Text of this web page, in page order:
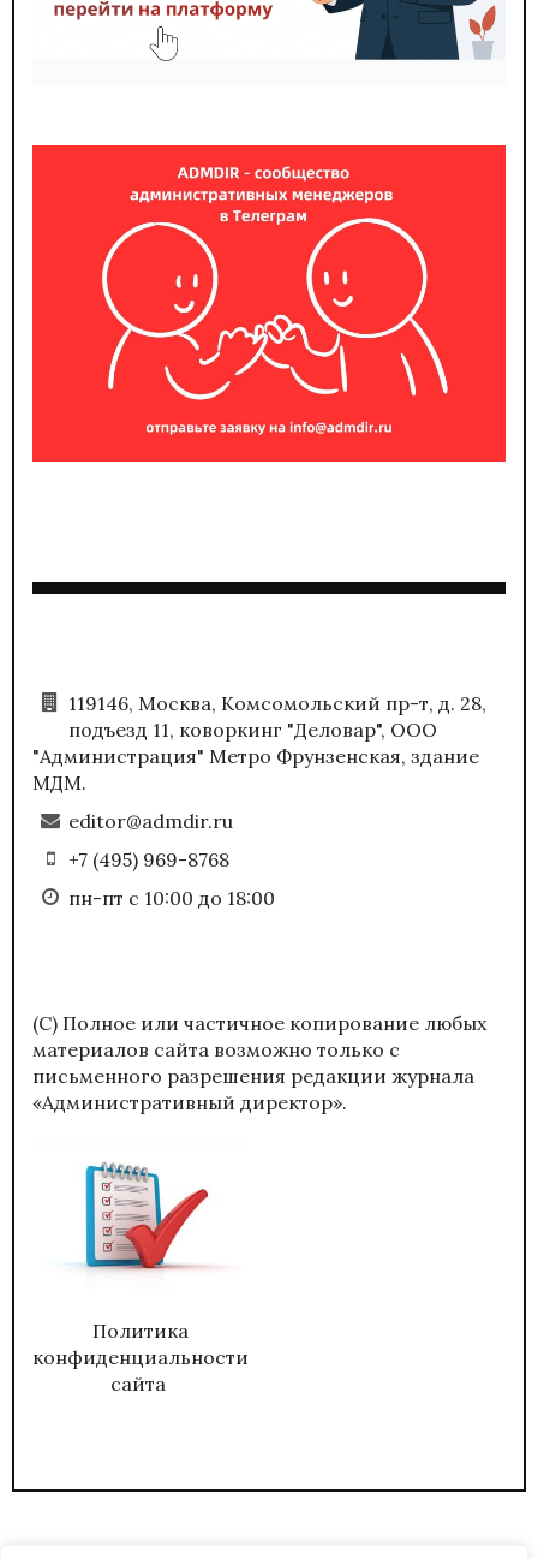
119146, Москва, Комсомольский пр-т, д. 28,
подъезд 11, коворкинг "Деловар", ООО
"Администрация" Метро Фрунзенская, здание
МДМ.
editor@admdir.ru
+7 (495) 969-8768
пн-пт с 10:00 до 18:00
(С) Полное или частичное копирование любых
материалов сайта возможно только с
письменного разрешения редакции журнала
«Административный директор».
Политика
конфиденциальности
сайта